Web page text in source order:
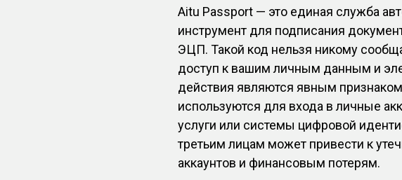
Aitu Passport — это единая служба
инструмент для подписания
ЭЦП. Такой код нельзя никому
доступ к вашим личным данным и
действия являются явным
используются для входа в личные
услуги или системы цифровой
третьим лицам может привести к
аккаунтов и финансовым потерям.